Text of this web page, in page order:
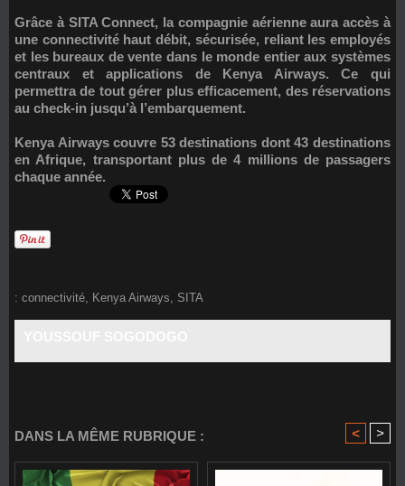
Grâce à SITA Connect, la compagnie aérienne aura accès à
une connectivité haut débit, sécurisée, reliant les employés
et les bureaux de vente dans le monde entier aux systèmes
centraux et applications de Kenya Airways. Ce qui
permettra de tout gérer plus efficacement, des réservations
au check-in jusqu’à l’embarquement.
Kenya Airways couvre 53 destinations dont 43 destinations
en Afrique, transportant plus de 4 millions de passagers
chaque année.
: connectivité, Kenya Airways, SITA
DANS LA MÊME RUBRIQUE : < >